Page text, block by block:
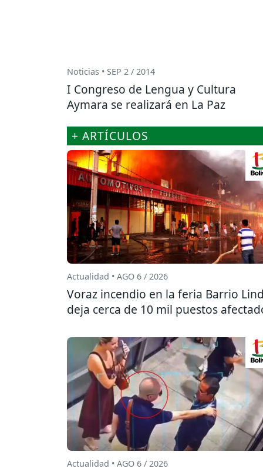
Noticias • SEP 2 / 2014
I Congreso de Lengua y Cultura
Aymara se realizará en La Paz
+ ARTÍCULOS
Actualidad • AGO 6 / 2026
Voraz incendio en la feria Barrio
deja cerca de 10 mil puestos
Actualidad • AGO 6 / 2026